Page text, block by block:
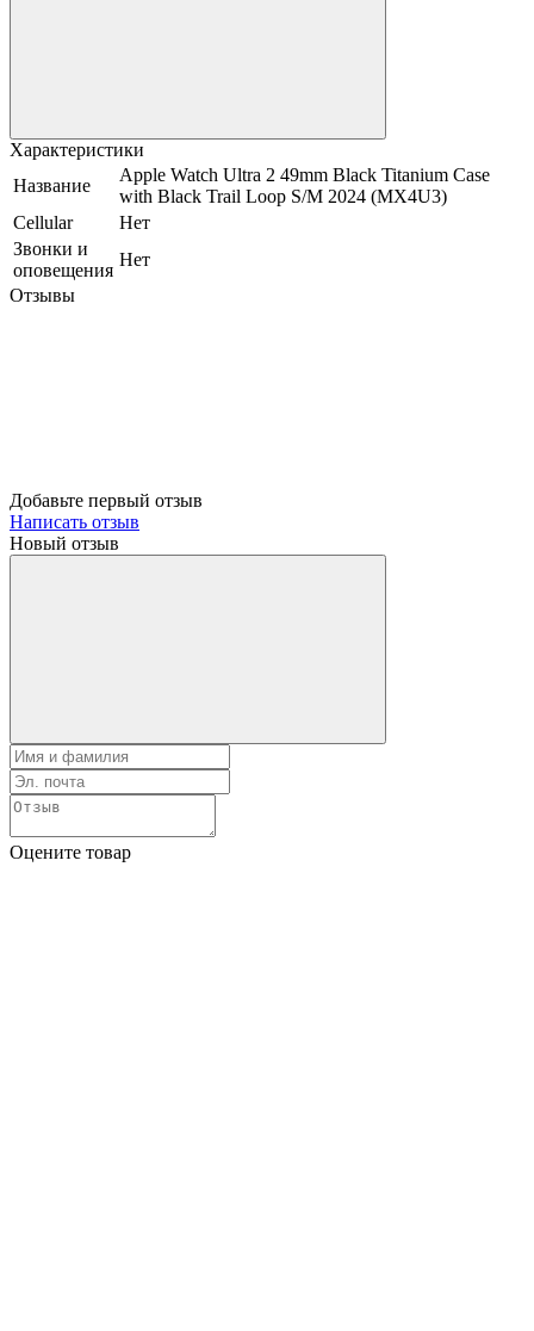
Характеристики
Название
Apple Watch Ultra 2 49mm Black Titanium Case
with Black Trail Loop S/M 2024 (MX4U3)
Cellular
Нет
Звонки и
оповещения
Нет
Отзывы
Добавьте первый отзыв
Написать отзыв
Новый отзыв
Оцените товар